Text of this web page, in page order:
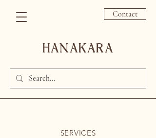
Contact
HANAKARA
SERVICES